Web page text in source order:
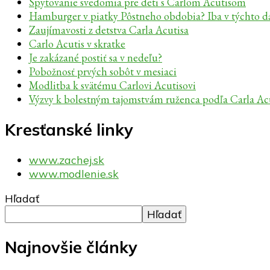
Hamburger v piatky Pôstneho obdobia? Iba v týchto
Zaujímavosti z detstva Carla Acutisa
Carlo Acutis v skratke
Je zakázané postiť sa v nedeľu?
Pobožnosť prvých sobôt v mesiaci
Modlitba k svätému Carlovi Acutisovi
Výzvy k bolestným tajomstvám ruženca podľa Carla
Kresťanské linky
www.zachej.sk
www.modlenie.sk
Hľadať
Hľadať
Najnovšie články